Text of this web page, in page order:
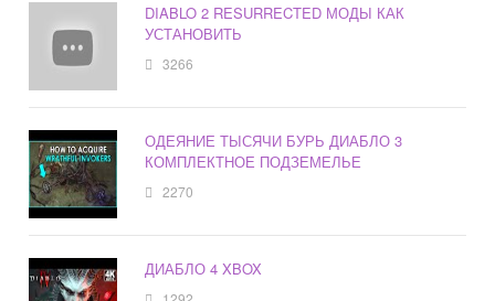
DIABLO 2 RESURRECTED МОДЫ КАК
УСТАНОВИТЬ
3266
ОДЕЯНИЕ ТЫСЯЧИ БУРЬ ДИАБЛО 3
КОМПЛЕКТНОЕ ПОДЗЕМЕЛЬЕ
2270
ДИАБЛО 4 XBOX